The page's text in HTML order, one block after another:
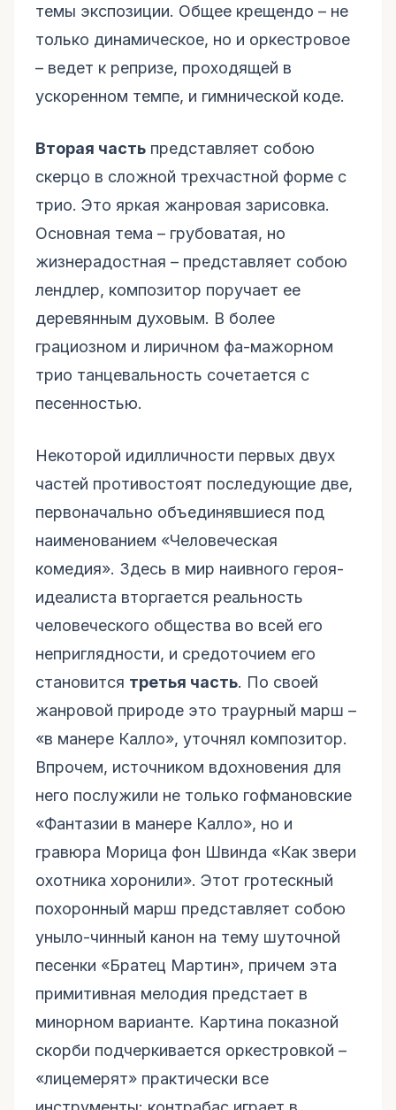
темы экспозиции. Общее крещендо – не
только динамическое, но и оркестровое
– ведет к репризе, проходящей в
ускоренном темпе, и гимнической коде.
Вторая часть представляет собою
скерцо в сложной трехчастной форме с
трио. Это яркая жанровая зарисовка.
Основная тема – грубоватая, но
жизнерадостная – представляет собою
лендлер, композитор поручает ее
деревянным духовым. В более
грациозном и лиричном фа-мажорном
трио танцевальность сочетается с
песенностью.
Некоторой идилличности первых двух
частей противостоят последующие две,
первоначально объединявшиеся под
наименованием «Человеческая
комедия». Здесь в мир наивного героя-
идеалиста вторгается реальность
человеческого общества во всей его
неприглядности, и средоточием его
становится третья часть. По своей
жанровой природе это траурный марш –
«в манере Калло», уточнял композитор.
Впрочем, источником вдохновения для
него послужили не только гофмановские
«Фантазии в манере Калло», но и
гравюра Морица фон Швинда «Как звери
охотника хоронили». Этот гротескный
похоронный марш представляет собою
уныло-чинный канон на тему шуточной
песенки «Братец Мартин», причем эта
примитивная мелодия предстает в
минорном варианте. Картина показной
скорби подчеркивается оркестровкой –
«лицемерят» практически все